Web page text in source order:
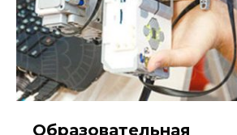
Образовательная